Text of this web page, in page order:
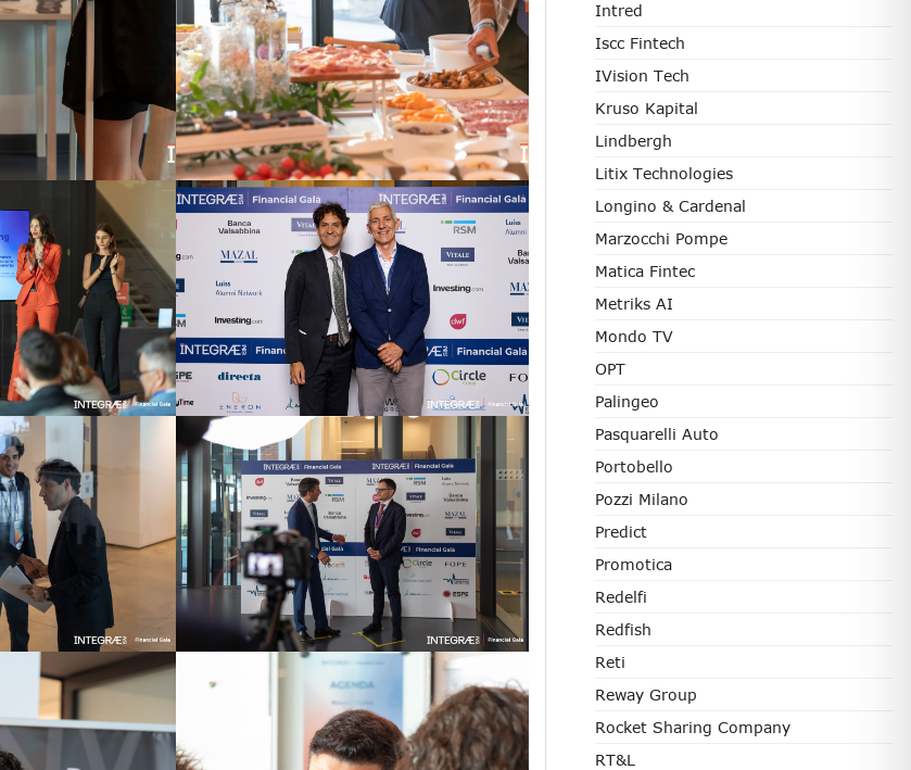
Intred
Iscc Fintech
IVision Tech
Kruso Kapital
Lindbergh
Litix Technologies
Longino & Cardenal
Marzocchi Pompe
Matica Fintec
Metriks AI
Mondo TV
OPT
Palingeo
Pasquarelli Auto
Portobello
Pozzi Milano
Predict
Promotica
Redelfi
Redfish
Reti
Reway Group
Rocket Sharing Company
RT&L